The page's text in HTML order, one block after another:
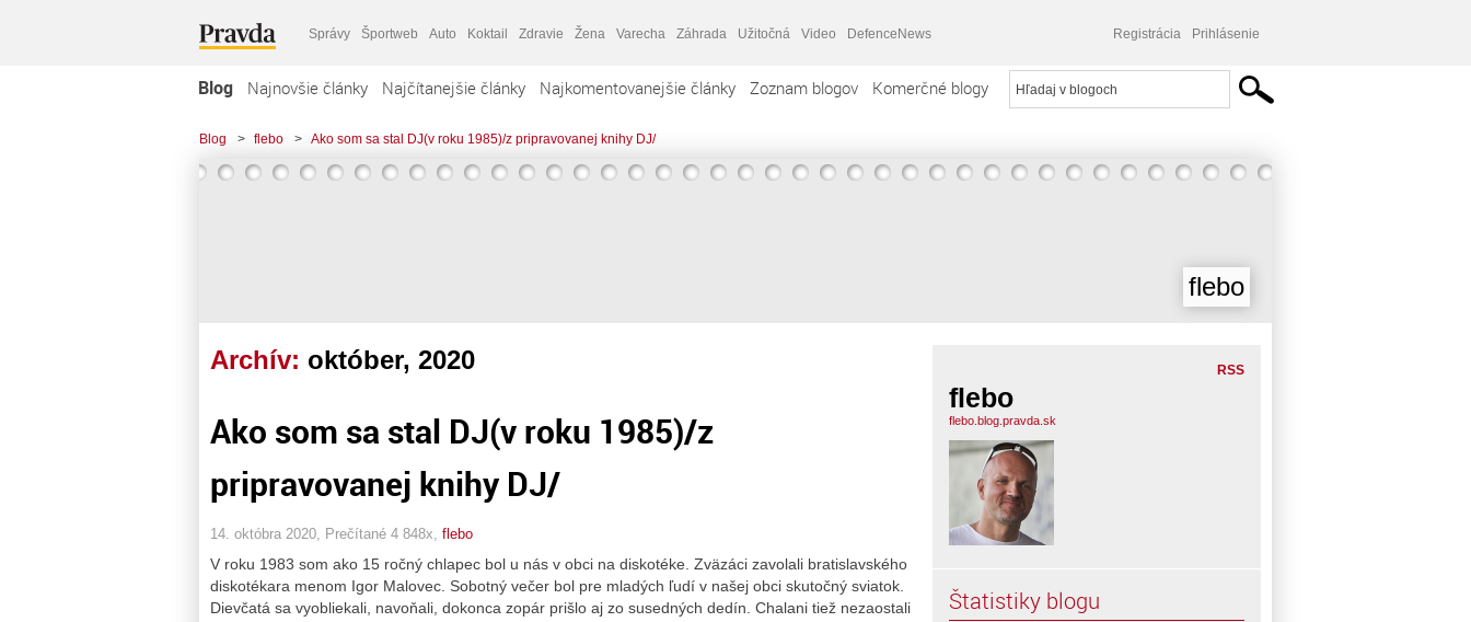
Správy Športweb Auto Koktail Zdravie Žena Varecha Záhrada Užitočná Video DefenceNews Registrácia Prihlásenie
Blog Najnovšie články Najčítanejšie články Najkomentovanejšie články Zoznam blogov Komerčné blogy
Blog > flebo > Ako som sa stal DJ(v roku 1985)/z pripravovanej knihy DJ/
flebo
Archív: október, 2020
Ako som sa stal DJ(v roku 1985)/z
pripravovanej knihy DJ/
14. októbra 2020, Prečítané 4 848x, flebo
V roku 1983 som ako 15 ročný chlapec bol u nás v obci na diskotéke. Zväzáci zavolali bratislavského
diskotékara menom Igor Malovec. Sobotný večer bol pre mladých ľudí v našej obci skutočný sviatok.
Dievčatá sa vyobliekali, navoňali, dokonca zopár prišlo aj zo susedných dedín. Chalani tiež nezaostali
RSS
flebo
flebo.blog.pravda.sk
Štatistiky blogu